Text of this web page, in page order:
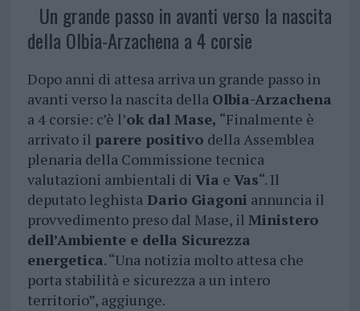
Un grande passo in avanti verso la nascita
della Olbia-Arzachena a 4 corsie
Dopo anni di attesa arriva un grande passo in
avanti verso la nascita della Olbia-Arzachena
a 4 corsie: c’è l’ok dal Mase, “Finalmente è
arrivato il parere positivo della Assemblea
plenaria della Commissione tecnica
valutazioni ambientali di Via e Vas“. Il
deputato leghistaDario Giagoni annuncia il
provvedimento preso dal Mase, il Ministero
dell’Ambiente e della Sicurezza
energetica. “Una notizia molto attesa che
porta stabilità e sicurezza a un intero
territorio”, aggiunge.